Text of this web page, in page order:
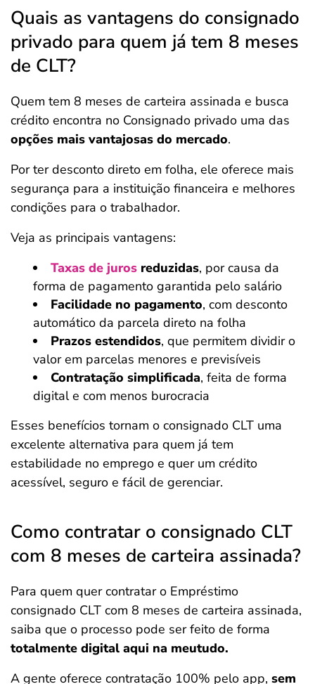
Quais as vantagens do consignado
privado para quem já tem 8 meses
de CLT?
Quem tem 8 meses de carteira assinada e busca
crédito encontra no Consignado privado uma das
opções mais vantajosas do mercado.
Por ter desconto direto em folha, ele oferece mais
segurança para a instituição financeira e melhores
condições para o trabalhador.
Veja as principais vantagens:
Taxas de juros reduzidas, por causa da
forma de pagamento garantida pelo salário
Facilidade no pagamento, com desconto
automático da parcela direto na folha
Prazos estendidos, que permitem dividir o
valor em parcelas menores e previsíveis
Contratação simplificada, feita de forma
digital e com menos burocracia
Esses benefícios tornam o consignado CLT uma
excelente alternativa para quem já tem
estabilidade no emprego e quer um crédito
acessível, seguro e fácil de gerenciar.
Como contratar o consignado CLT
com 8 meses de carteira assinada?
Para quem quer contratar o Empréstimo
consignado CLT com 8 meses de carteira assinada,
saiba que o processo pode ser feito de forma
totalmente digital aqui na meutudo.
A gente oferece contratação 100% pelo app, sem